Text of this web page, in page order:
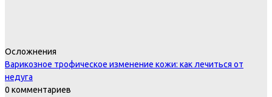
Осложнения
Варикозное трофическое изменение кожи: как лечиться от
недуга
0 комментариев